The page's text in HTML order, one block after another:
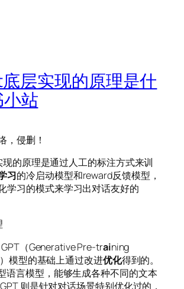
层实现的原理是什
站
，侵删！
的原理是通过人工的标注方式来训
习的冷启动模型和reward反馈模型，
学习的模式来学习出对话友好的
（Generative Pre-training
模型的基础上通过改进优化得到的。
语言模型，能够生成各种不同的文本
则是针对对话场景特别优化过的，